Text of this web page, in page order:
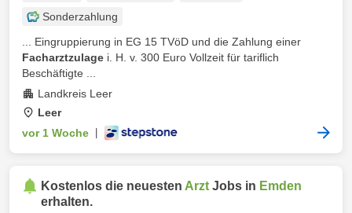
Sonderzahlung
... Eingruppierung in EG 15 TVöD und die Zahlung einer
Facharztzulage i. H. v. 300 Euro Vollzeit für tariflich
Beschäftigte ...
Landkreis Leer
Leer
vor 1 Woche
Kostenlos die neuesten Arzt Jobs in Emden
erhalten.